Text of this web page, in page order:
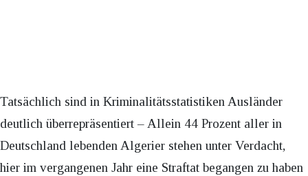
Tatsächlich sind in Kriminalitätsstatistiken Ausländer
deutlich überrepräsentiert – Allein 44 Prozent aller in
Deutschland lebenden Algerier stehen unter Verdacht,
hier im vergangenen Jahr eine Straftat begangen zu haben